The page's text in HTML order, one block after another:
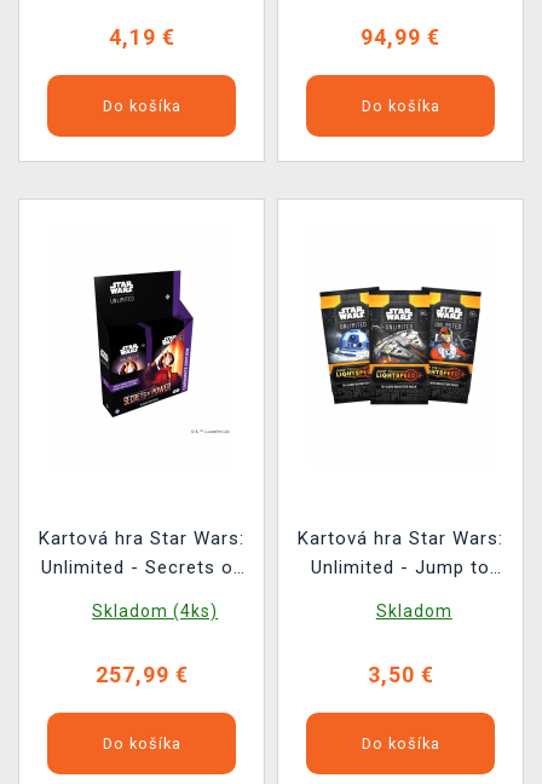
4,19 €
Do košíka
94,99 €
Do košíka
Kartová hra Star Wars:
Unlimited - Secrets of
Booster Box (12
Skladom (4ks)
257,99 €
Do košíka
Kartová hra Star Wars:
Unlimited - Jump to
kariet)
Skladom
3,50 €
Do košíka